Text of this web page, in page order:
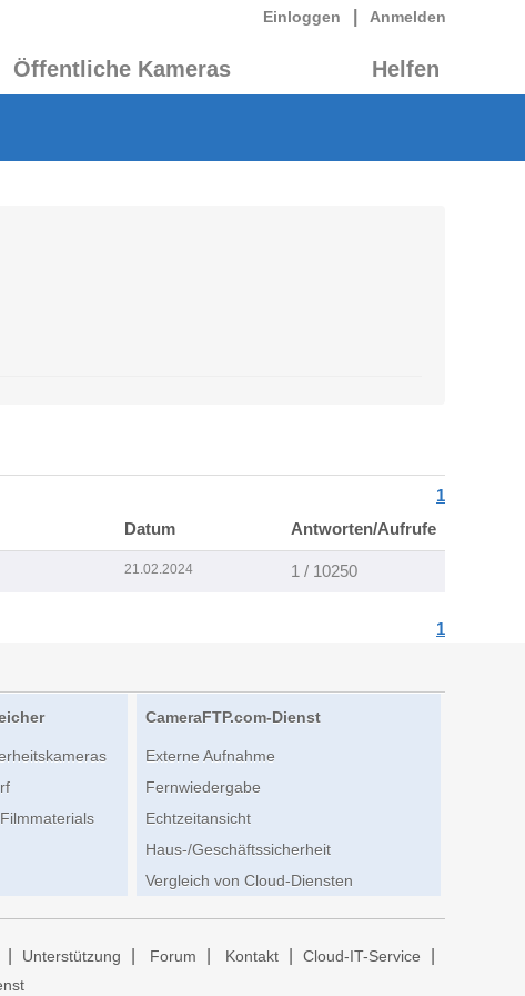
Einloggen Anmelden
Öffentliche Kameras Helfen
1
Datum Antworten/Aufrufe
21.02.2024 1 / 10250
1
CameraFTP.com-Dienst
Externe Aufnahme
Fernwiedergabe
Echtzeitansicht
Haus-/Geschäftssicherheit
Vergleich von Cloud-Diensten
Unterstützung Forum Kontakt Cloud-IT-Service